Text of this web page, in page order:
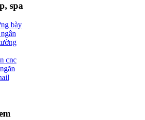
spa
bày
cnc